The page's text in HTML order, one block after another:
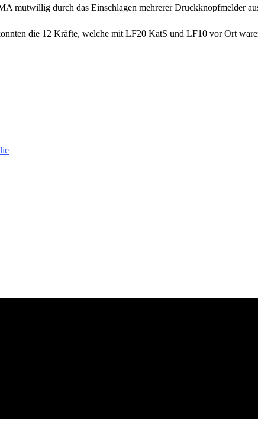
mutwillig durch das Einschlagen mehrerer Druckknopfmelder
die 12 Kräfte, welche mit LF20 KatS und LF10 vor Ort